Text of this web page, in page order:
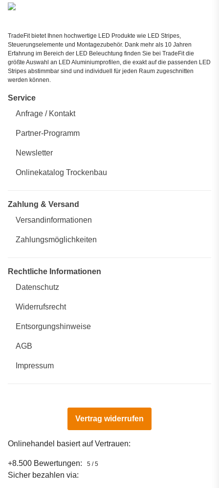
TradeFit bietet Ihnen hochwertige LED Produkte wie LED Stripes,
Steuerungselemente und Montagezubehör. Dank mehr als 10 Jahren
Erfahrung im Bereich der LED Beleuchtung finden Sie bei TradeFit die
größte Auswahl an LED Aluminiumprofilen, die exakt auf die passenden LED
Stripes abstimmbar sind und individuell für jeden Raum zugeschnitten
werden können.
Service
Anfrage / Kontakt
Partner-Programm
Newsletter
Onlinekatalog Trockenbau
Zahlung & Versand
Versandinformationen
Zahlungsmöglichkeiten
Rechtliche Informationen
Datenschutz
Widerrufsrecht
Entsorgungshinweise
AGB
Impressum
Vertrag widerrufen
Onlinehandel basiert auf Vertrauen:
+8.500 Bewertungen: 5 / 5
Sicher bezahlen via: